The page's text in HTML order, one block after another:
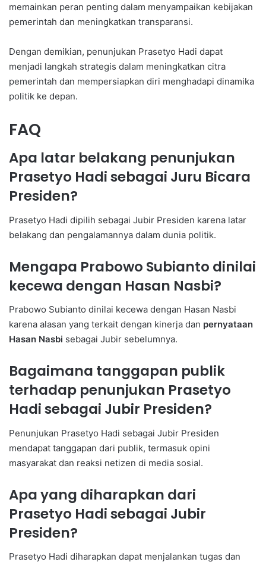
memainkan peran penting dalam menyampaikan kebijakan
pemerintah dan meningkatkan transparansi.
Dengan demikian, penunjukan Prasetyo Hadi dapat
menjadi langkah strategis dalam meningkatkan citra
pemerintah dan mempersiapkan diri menghadapi dinamika
politik ke depan.
FAQ
Apa latar belakang penunjukan
Prasetyo Hadi sebagai Juru Bicara
Presiden?
Prasetyo Hadi dipilih sebagai Jubir Presiden karena latar
belakang dan pengalamannya dalam dunia politik.
Mengapa Prabowo Subianto dinilai
kecewa dengan Hasan Nasbi?
Prabowo Subianto dinilai kecewa dengan Hasan Nasbi
karena alasan yang terkait dengan kinerja dan pernyataan
Hasan Nasbi sebagai Jubir sebelumnya.
Bagaimana tanggapan publik
terhadap penunjukan Prasetyo
Hadi sebagai Jubir Presiden?
Penunjukan Prasetyo Hadi sebagai Jubir Presiden
mendapat tanggapan dari publik, termasuk opini
masyarakat dan reaksi netizen di media sosial.
Apa yang diharapkan dari
Prasetyo Hadi sebagai Jubir
Presiden?
Prasetyo Hadi diharapkan dapat menjalankan tugas dan